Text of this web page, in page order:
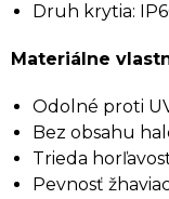
Druh krytia:
Materiálne
Odolné proti
Bez obsahu
Trieda
Pevnosť